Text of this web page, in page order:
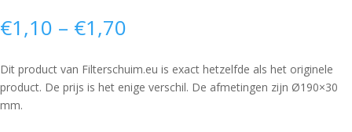
€1,10 – €1,70
€1,10
through
€1,70
Dit product van Filterschuim.eu is exact hetzelfde als het originele
product. De prijs is het enige verschil. De afmetingen zijn Ø190×30
mm.